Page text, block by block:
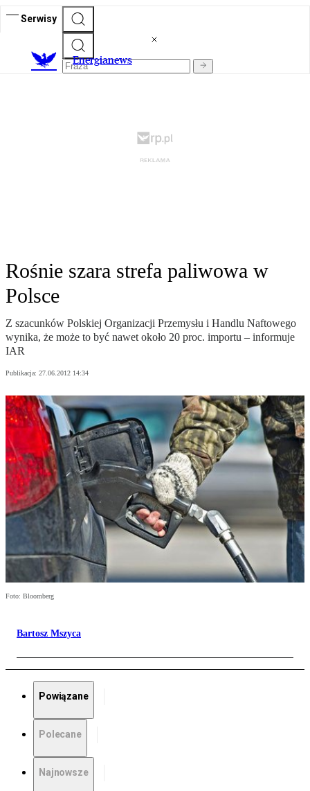
Serwisy
Energianews
Rośnie szara strefa paliwowa w
Polsce
Z szacunków Polskiej Organizacji Przemysłu i Handlu Naftowego
wynika, że może to być nawet około 20 proc. importu – informuje
IAR
Publikacja: 27.06.2012 14:34
Foto: Bloomberg
Bartosz Mszyca
Powiązane
Polecane
Najnowsze